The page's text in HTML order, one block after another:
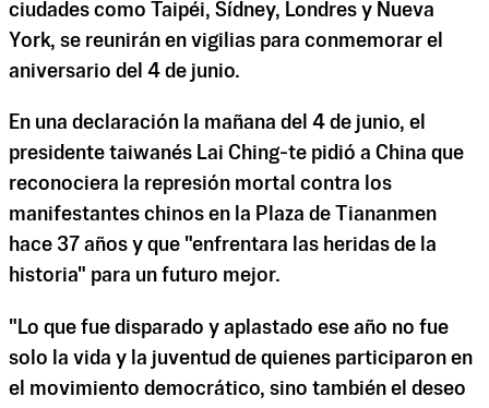
ciudades como Taipéi, Sídney, Londres y Nueva
York, se reunirán en vigilias para conmemorar el
aniversario del 4 de junio.
En una declaración la mañana del 4 de junio, el
presidente taiwanés Lai Ching-te pidió a China que
reconociera la represión mortal contra los
manifestantes chinos en la Plaza de Tiananmen
hace 37 años y que "enfrentara las heridas de la
historia" para un futuro mejor.
"Lo que fue disparado y aplastado ese año no fue
solo la vida y la juventud de quienes participaron en
el movimiento democrático, sino también el deseo